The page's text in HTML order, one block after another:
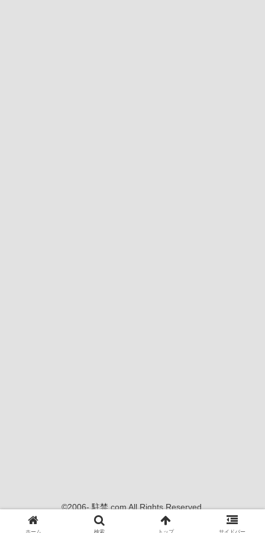
©2006- 駐禁.com All Rights Reserved.
当サイトの内容、画像等の無断転載・使用を禁じます
ホーム 検索 トップ サイドバー